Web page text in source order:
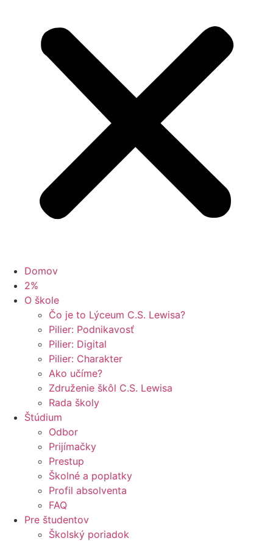
Domov
2%
O škole
Čo je to Lýceum C.S. Lewisa?
Pilier: Podnikavosť
Pilier: Digital
Pilier: Charakter
Ako učíme?
Združenie škôl C.S. Lewisa
Rada školy
Štúdium
Odbor
Prijímačky
Prestup
Školné a poplatky
Profil absolventa
FAQ
Pre študentov
Školský poriadok